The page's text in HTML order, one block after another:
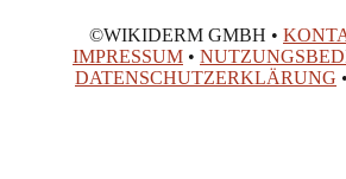
©WIKIDERM GMBH •
IMPRESSUM •
DATENSCHUTZERKLÄRUNG •